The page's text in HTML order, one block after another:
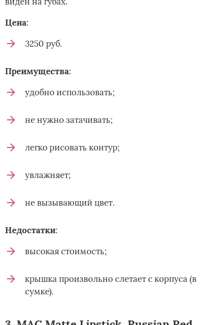
Цена:
3250 руб.
Преимущества:
удобно использовать;
не нужно затачивать;
легко рисовать контур;
увлажняет;
не вызывающий цвет.
Недостатки:
высокая стоимость;
крышка произвольно слетает с корпуса (в
сумке).